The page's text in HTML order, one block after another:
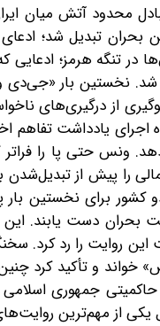
محدود آتش میان
بحران تبدیل شد؛
در تنگه هرمز؛ ادعایی
نخستین بار «جی‌دی
از درگیری‌های
اجرای یادداشت تفاهم
ونس حتی پا را فراتر
را پیش از
کشور برای نخستین
بحران دست یابند.
روایت را رد کرد.
خواند و تأکید کرد
حاکمیتی جمهوری
از مهم‌ترین